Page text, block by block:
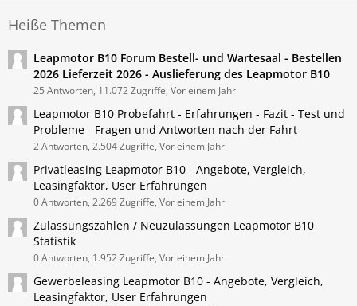
Heiße Themen
Leapmotor B10 Forum Bestell- und Wartesaal - Bestellen
2026 Lieferzeit 2026 - Auslieferung des Leapmotor B10
25 Antworten, 11.072 Zugriffe, Vor einem Jahr
Leapmotor B10 Probefahrt - Erfahrungen - Fazit - Test und
Probleme - Fragen und Antworten nach der Fahrt
2 Antworten, 2.504 Zugriffe, Vor einem Jahr
Privatleasing Leapmotor B10 - Angebote, Vergleich,
Leasingfaktor, User Erfahrungen
0 Antworten, 2.269 Zugriffe, Vor einem Jahr
Zulassungszahlen / Neuzulassungen Leapmotor B10
Statistik
0 Antworten, 1.952 Zugriffe, Vor einem Jahr
Gewerbeleasing Leapmotor B10 - Angebote, Vergleich,
Leasingfaktor, User Erfahrungen